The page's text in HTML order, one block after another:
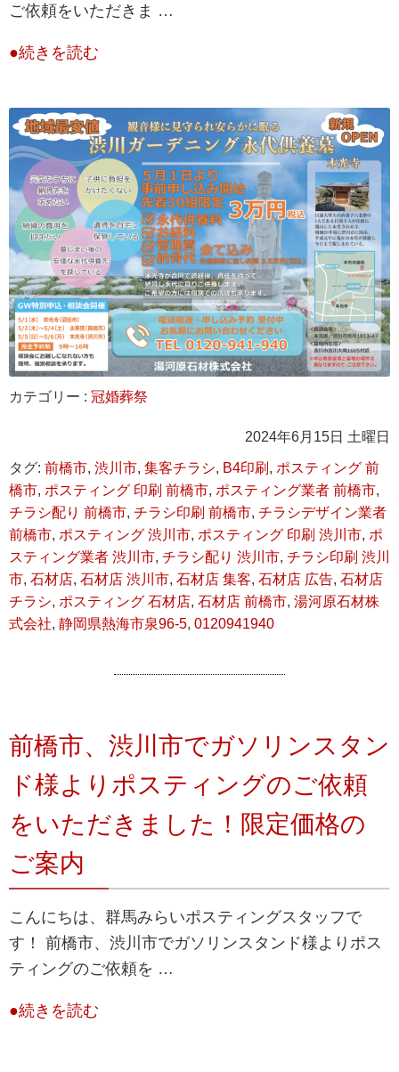
ご依頼をいただきま …
●続きを読む
カテゴリー : 冠婚葬祭
2024年6月15日 土曜日
タグ: 前橋市, 渋川市, 集客チラシ, B4印刷 , ポスティング 前
橋市, ポスティング 印刷 前橋市, ポスティング業者 前橋市,
チラシ配り 前橋市, チラシ印刷 前橋市, チラシデザイン業者
前橋市, ポスティング 渋川市, ポスティング 印刷 渋川市, ポ
スティング業者 渋川市, チラシ配り 渋川市, チラシ印刷 渋川
市, 石材店, 石材店 渋川市, 石材店 集客, 石材店 広告, 石材店
チラシ, ポスティング 石材店, 石材店 前橋市, 湯河原石材株
式会社, 静岡県熱海市泉96-5, 0120941940
前橋市、渋川市でガソリンスタン
ド様よりポスティングのご依頼
をいただきました！限定価格の
ご案内
こんにちは、群馬みらいポスティングスタッフで
す！ 前橋市、渋川市でガソリンスタンド様よりポス
ティングのご依頼を …
●続きを読む